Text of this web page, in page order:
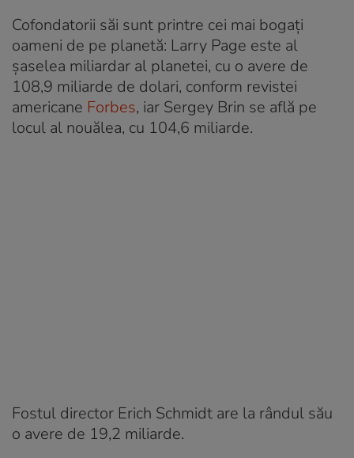
Cofondatorii săi sunt printre cei mai bogați
oameni de pe planetă: Larry Page este al
șaselea miliardar al planetei, cu o avere de
108,9 miliarde de dolari, conform revistei
americane Forbes, iar Sergey Brin se află pe
locul al nouălea, cu 104,6 miliarde.
Fostul director Erich Schmidt are la rândul său
o avere de 19,2 miliarde.